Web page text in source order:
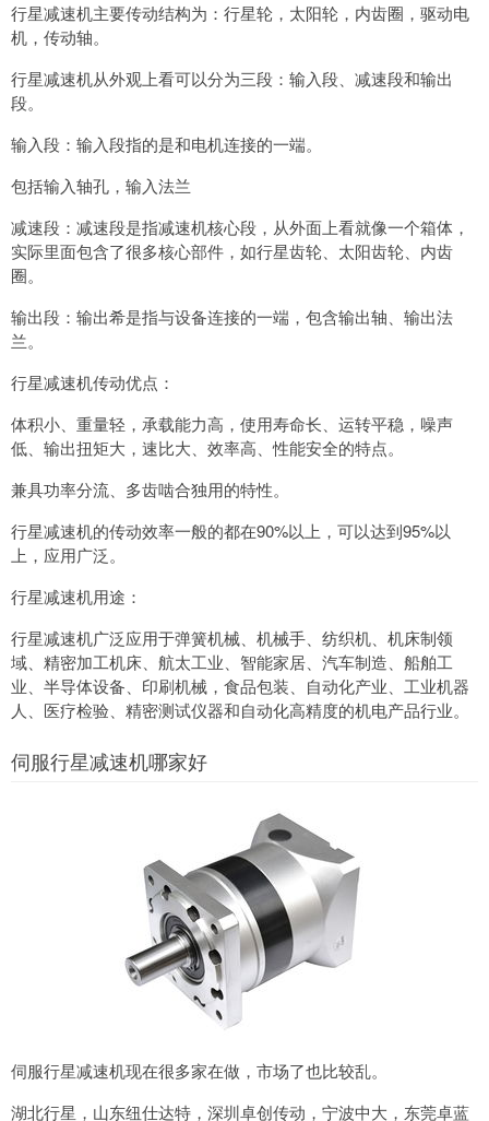
行星减速机主要传动结构为：行星轮，太阳轮，内齿圈，驱动电
机，传动轴。
行星减速机从外观上看可以分为三段：输入段、减速段和输出
段。
输入段：输入段指的是和电机连接的一端。
包括输入轴孔，输入法兰
减速段：减速段是指减速机核心段，从外面上看就像一个箱体，
实际里面包含了很多核心部件，如行星齿轮、太阳齿轮、内齿
圈。
输出段：输出希是指与设备连接的一端，包含输出轴、输出法
兰。
行星减速机传动优点：
体积小、重量轻，承载能力高，使用寿命长、运转平稳，噪声
低、输出扭矩大，速比大、效率高、性能安全的特点。
兼具功率分流、多齿啮合独用的特性。
行星减速机的传动效率一般的都在90%以上，可以达到95%以
上，应用广泛。
行星减速机用途：
行星减速机广泛应用于弹簧机械、机械手、纺织机、机床制领
域、精密加工机床、航太工业、智能家居、汽车制造、船舶工
业、半导体设备、印刷机械，食品包装、自动化产业、工业机器
人、医疗检验、精密测试仪器和自动化高精度的机电产品行业。
伺服行星减速机哪家好
伺服行星减速机现在很多家在做，市场了也比较乱。
湖北行星，山东纽仕达特，深圳卓创传动，宁波中大，东莞卓蓝